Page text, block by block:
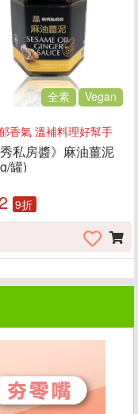
全素 Vegan
香氣 溫補料理好幫手
秀私房醬》麻油薑泥
罐)
9折